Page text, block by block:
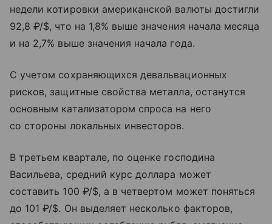
недели котировки американской валюты достигли
92,8 ₽/$, что на 1,8% выше значения начала месяца
и на 2,7% выше значения начала года.
С учетом сохраняющихся девальвационных
рисков, защитные свойства металла, останутся
основным катализатором спроса на него
со стороны локальных инвесторов.
В третьем квартале, по оценке господина
Васильева, средний курс доллара может
составить 100 ₽/$, а в четвертом может поняться
до 101 ₽/$. Он выделяет несколько факторов,